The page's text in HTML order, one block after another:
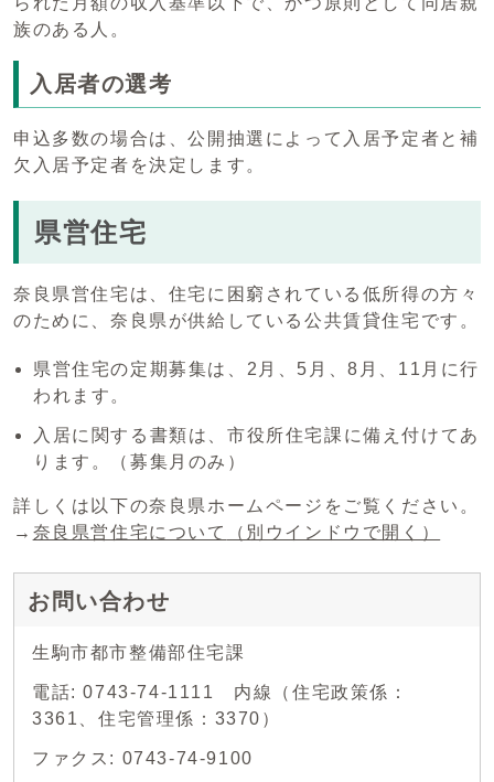
族のある人。
入居者の選考
申込多数の場合は、公開抽選によって入居予定者と補
欠入居予定者を決定します。
県営住宅
奈良県営住宅は、住宅に困窮されている低所得の方々
のために、奈良県が供給している公共賃貸住宅です。
県営住宅の定期募集は、2月、5月、8月、11月に行
われます。
入居に関する書類は、市役所住宅課に備え付けてあ
ります。（募集月のみ）
詳しくは以下の奈良県ホームページをご覧ください。
→ 奈良県営住宅について （別ウインドウで開く）
お問い合わせ
生駒市都市整備部住宅課
電話: 0743-74-1111 内線（住宅政策係：
3361、住宅管理係：3370）
ファクス: 0743-74-9100